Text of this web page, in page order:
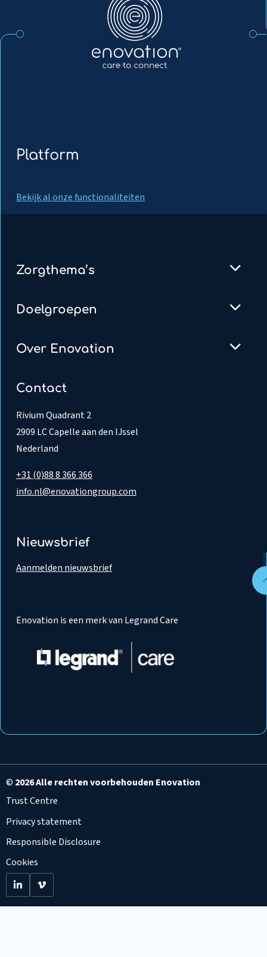
Platform
Bekijk al onze functionaliteiten
Zorgthema’s
Doelgroepen
Over Enovation
Contact
Rivium Quadrant 2
2909 LC Capelle aan den IJssel
Nederland
+31 (0)88 8 366 366
info.nl@enovationgroup.com
Nieuwsbrief
Aanmelden nieuwsbrief
Enovation is een merk van Legrand Care
© 2026 Alle rechten voorbehouden Enovation
Trust Centre
Privacy statement
Responsible Disclosure
Cookies
Go
to
Go
to